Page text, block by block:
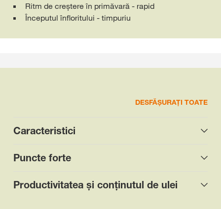
Ritm de creștere în primăvară - rapid
Începutul înfloritului - timpuriu
DESFĂȘURAȚI TOATE
Caracteristici
Puncte forte
Productivitatea și conţinutul de ulei